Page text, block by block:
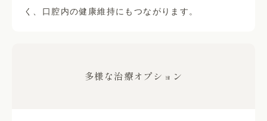
く、口腔内の健康維持にもつながります。
多様な治療オプション